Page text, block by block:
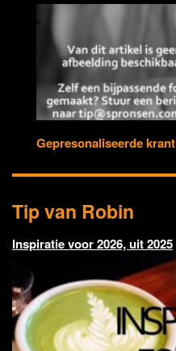
Gepresonaliseerde krant
Tip van Robin
Inspiratie voor 2026, uit 2025